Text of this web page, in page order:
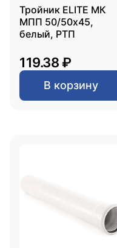
Тройник ELITE МК
МПП 50/50х45,
белый, РТП
119.38 ₽
В корзину